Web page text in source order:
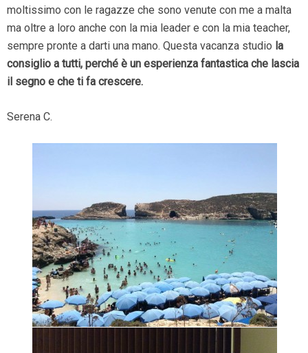
moltissimo con le ragazze che sono venute con me a malta
ma oltre a loro anche con la mia leader e con la mia teacher,
sempre pronte a darti una mano. Questa vacanza studio la
consiglio a tutti, perché è un esperienza fantastica che lascia
il segno e che ti fa crescere.
Serena C.